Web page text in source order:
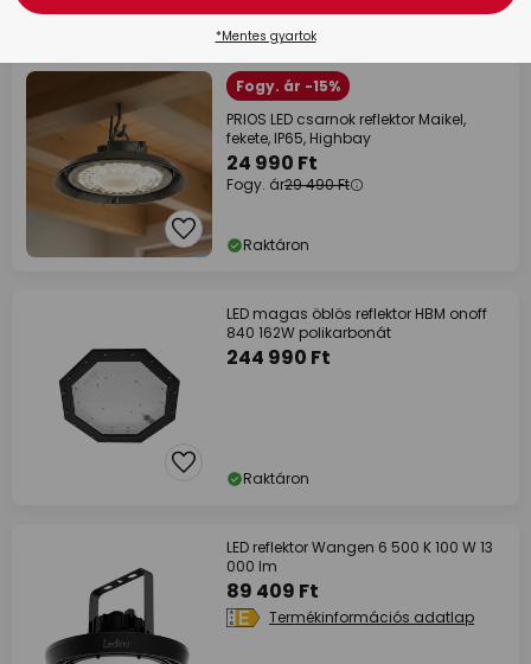
9 tételek Szűrő
Fogy. ár -15%
PRIOS LED csarnok reflektor Maikel,
fekete, IP65, Highbay
24 990 Ft
Fogy. ár29 490 Ft
Raktáron
LED magas öblös reflektor HBM onoff
840 162W polikarbonát
244 990 Ft
Raktáron
LED reflektor Wangen 6 500 K 100 W 13
000 lm
89 409 Ft
Termékinformációs adatlap
*Mentes gyartok